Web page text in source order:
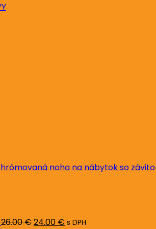
noha na nábytok so
26.00€26.00 €.
24.00 € 24.00 €.
s DPH